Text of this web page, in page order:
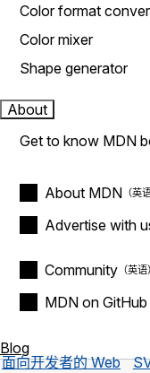
Color format
Color mixer
Shape generator
About
Get to know MDN
About MDN
Advertise with
Community
MDN on GitHub
Blog
面向开发者的 Web